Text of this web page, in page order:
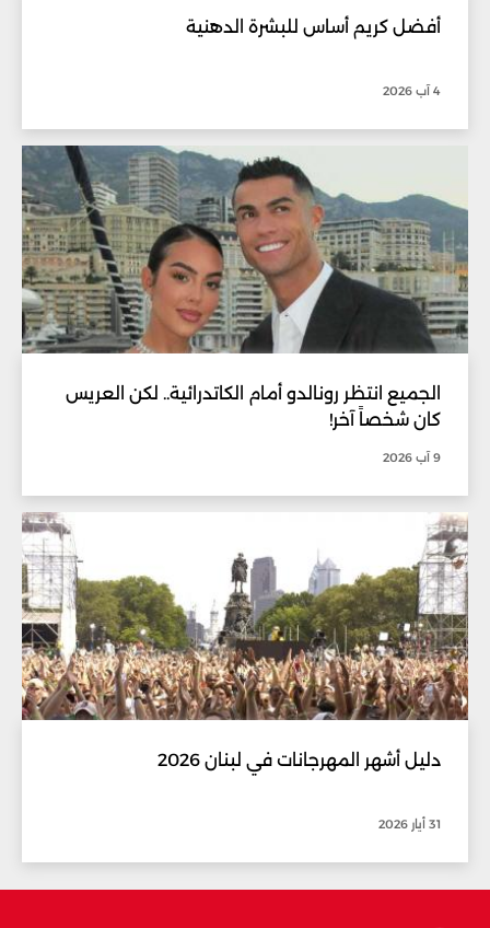
أفضل كريم أساس للبشرة الدهنية
4 آب 2026
الجميع انتظر رونالدو أمام الكاتدرائية.. لكن العريس
كان شخصاً آخر!
9 آب 2026
دليل أشهر المهرجانات في لبنان 2026
31 أيار 2026